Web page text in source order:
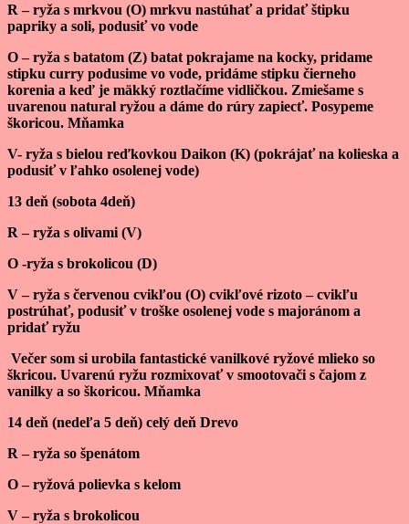
R – ryža s mrkvou (O) mrkvu nastúhať a pridať štipku
papriky a soli, podusiť vo vode
O – ryža s batatom (Z) batat pokrajame na kocky, pridame
stipku curry podusime vo vode, pridáme stipku čierneho
korenia a keď je mäkký roztlačíme vidličkou. Zmiešame s
uvarenou natural ryžou a dáme do rúry zapiecť. Posypeme
škoricou. Mňamka
V- ryža s bielou reďkovkou Daikon (K) (pokrájať na kolieska a
podusiť v ľahko osolenej vode)
13 deň (sobota 4deň)
R – ryža s olivami (V)
O -ryža s brokolicou (D)
V – ryža s červenou cvikľou (O) cvikľové rizoto – cvikľu
postrúhať, podusiť v troške osolenej vode s majoránom a
pridať ryžu
Večer som si urobila fantastické vanilkové ryžové mlieko so
škricou. Uvarenú ryžu rozmixovať v smootovači s čajom z
vanilky a so škoricou. Mňamka
14 deň (nedeľa 5 deň) celý deň Drevo
R – ryža so špenátom
O – ryžová polievka s kelom
V – ryža s brokolicou